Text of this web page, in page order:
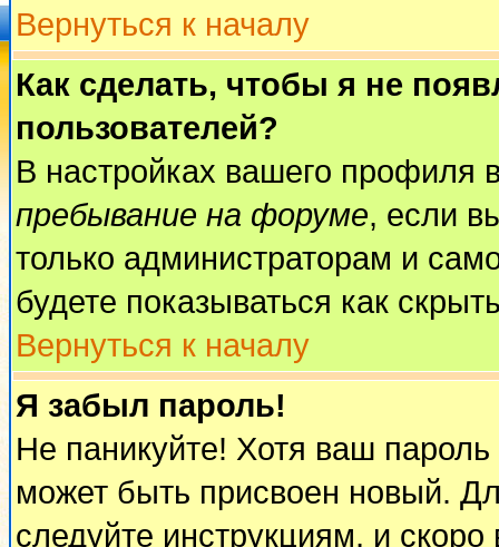
Вернуться к началу
Как сделать, чтобы я не
пользователей?
В настройках вашего профиля
пребывание на форуме, если
только администраторам и
будете показываться как
Вернуться к началу
Я забыл пароль!
Не паникуйте! Хотя ваш
может быть присвоен новый.
следуйте инструкциям, и